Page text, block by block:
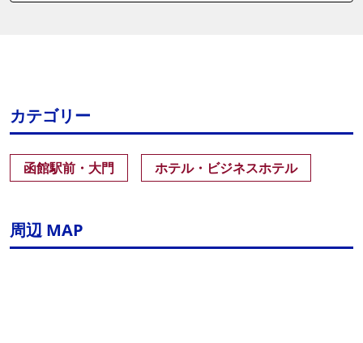
カテゴリー
函館駅前・大門 ホテル・ビジネスホテル
周辺 MAP